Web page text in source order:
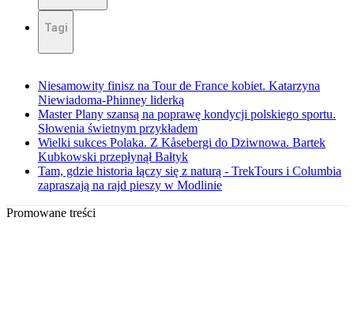
Tagi
Niesamowity finisz na Tour de France kobiet. Katarzyna
Niewiadoma-Phinney liderką
Master Plany szansą na poprawę kondycji polskiego sportu.
Słowenia świetnym przykładem
Wielki sukces Polaka. Z Kåsebergi do Dziwnowa. Bartek
Kubkowski przepłynął Bałtyk
Tam, gdzie historia łączy się z naturą - TrekTours i Columbia
zapraszają na rajd pieszy w Modlinie
Promowane treści